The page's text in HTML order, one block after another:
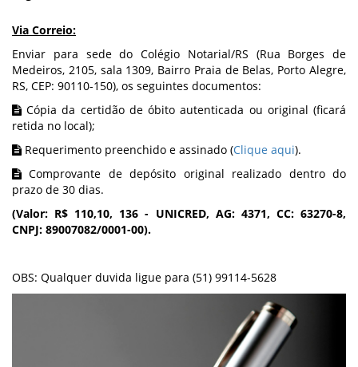
Via Correio:
Enviar para sede do Colégio Notarial/RS (Rua Borges de
Medeiros, 2105, sala 1309, Bairro Praia de Belas, Porto Alegre,
RS, CEP: 90110-150), os seguintes documentos:
Cópia da certidão de óbito autenticada ou original (ficará
retida no local);
Requerimento preenchido e assinado (Clique aqui).
Comprovante de depósito original realizado dentro do
prazo de 30 dias.
(Valor: R$ 110,10, 136 - UNICRED, AG: 4371, CC: 63270-8,
CNPJ: 89007082/0001-00).
OBS: Qualquer duvida ligue para (51) 99114-5628